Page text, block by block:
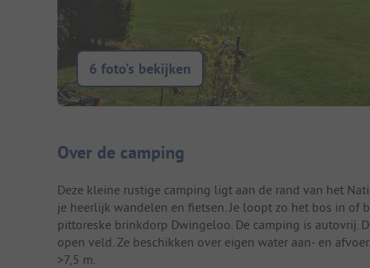
6 foto’s bekijken
Camping introductie
Over de camping
Deze kleine rustige camping ligt aan de rand van het
je heerlijk wandelen en fietsen. Je loopt zo het bos in
pittoreske brinkdorp Dwingeloo. De camping is autovrij.
open veld. Ze beschikken over eigen water aan- en
>7,5 m.